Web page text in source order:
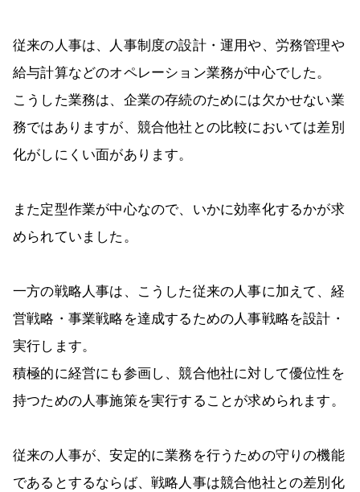
従来の人事は、人事制度の設計・運用や、労務管理や
給与計算などのオペレーション業務が中心でした。
こうした業務は、企業の存続のためには欠かせない業
務ではありますが、競合他社との比較においては差別
化がしにくい面があります。
また定型作業が中心なので、いかに効率化するかが求
められていました。
一方の戦略人事は、こうした従来の人事に加えて、経
営戦略・事業戦略を達成するための人事戦略を設計・
実行します。
積極的に経営にも参画し、競合他社に対して優位性を
持つための人事施策を実行することが求められます。
従来の人事が、安定的に業務を行うための守りの機能
であるとするならば、戦略人事は競合他社との差別化